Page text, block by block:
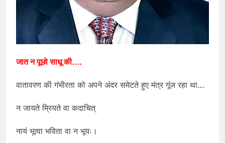
जात न पूछो साधू की….
वातावरण की गंभीरता को अपने अंदर समेटते हुए मंत्र गूंज रहा था…
न जायते म्रियते वा कदाचित्
नायं भूत्वा भविता वा न भूयः।